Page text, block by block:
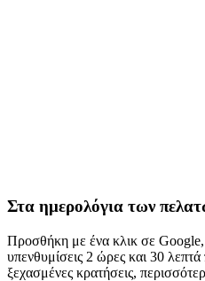
Στα ημερολόγια των
Προσθήκη με ένα κλικ σε
υπενθυμίσεις 2 ώρες και 30 λεπτά
ξεχασμένες κρατήσεις,